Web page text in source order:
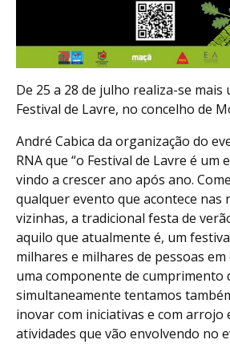
De 25 a 28 de julho realiza-se mais
Festival de Lavre, no concelho de
André Cabica da organização do
RNA que “o Festival de Lavre é um
vindo a crescer ano após ano.
qualquer evento que acontece nas
vizinhas, a tradicional festa de
aquilo que atualmente é, um
milhares e milhares de pessoas
uma componente de cumprimento
simultaneamente tentamos
inovar com iniciativas e com arrojo
atividades que vão envolvendo no